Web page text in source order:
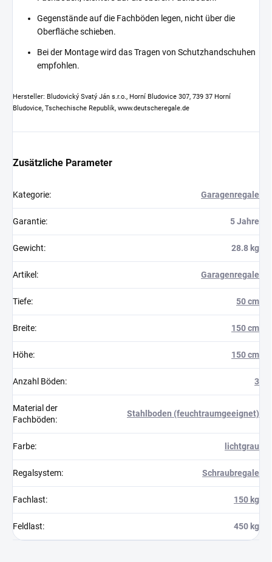
Gegenstände auf die Fachböden legen, nicht über die
Oberfläche schieben.
Bei der Montage wird das Tragen von Schutzhandschuhen
empfohlen.
Hersteller: Bludovický Svatý Ján s.r.o., Horní Bludovice 307, 739 37 Horní
Bludovice, Tschechische Republik, www.deutscheregale.de
Zusätzliche Parameter
Kategorie: Garagenregale
Garantie: 5 Jahre
Gewicht: 28.8 kg
Artikel : Garagenregale
Tiefe: 50 cm
Breite: 150 cm
Höhe: 150 cm
Anzahl Böden: 3
Material der
Fachböden:
Stahlboden (feuchtraumgeeignet)
Farbe: lichtgrau
Regalsystem: Schraubregale
Fachlast: 150 kg
Feldlast: 450 kg